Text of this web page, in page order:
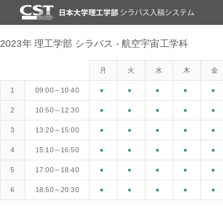
2023年 理工学部 シラバス - 航空宇宙工学科
月 火 水 木 金
1 09:00～10:40 ● ● ● ● ●
2 10:50～12:30 ● ● ● ● ●
3 13:20～15:00 ● ● ● ● ●
4 15:10～16:50 ● ● ● ● ●
5 17:00～18:40 ● ● ● ● ●
6 18:50～20:30 ● ● ● ● ●